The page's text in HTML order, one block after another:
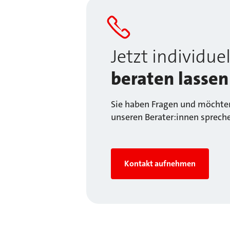
Jetzt
beraten lassen
Sie haben Fragen und
unseren Berater:innen
Kontakt aufnehmen